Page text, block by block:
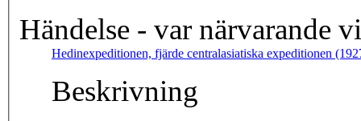
Händelse - var närvarande
Hedinexpeditionen, fjärde centralasiatiska expeditionen
Beskrivning